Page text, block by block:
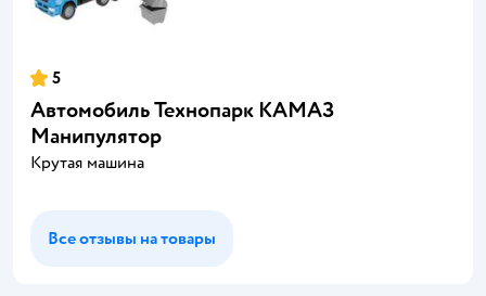
5
Автомобиль Технопарк КАМАЗ
Манипулятор
Крутая машина
Все отзывы на товары